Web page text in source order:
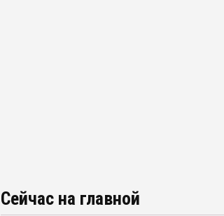
Сейчас на главной